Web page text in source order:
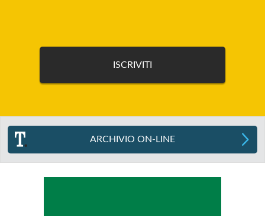
ARCHIVIO ON-LINE